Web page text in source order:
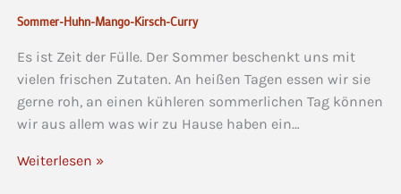
Sommer-Huhn-Mango-Kirsch-Curry
Es ist Zeit der Fülle. Der Sommer beschenkt uns mit
vielen frischen Zutaten. An heißen Tagen essen wir sie
gerne roh, an einen kühleren sommerlichen Tag können
wir aus allem was wir zu Hause haben ein…
Weiterlesen »